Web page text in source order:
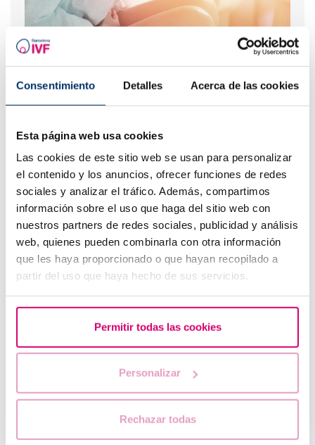
Consentimiento Detalles Acerca de las cookies
Esta página web usa cookies
Las cookies de este sitio web se usan para personalizar
el contenido y los anuncios, ofrecer funciones de redes
sociales y analizar el tráfico. Además, compartimos
información sobre el uso que haga del sitio web con
nuestros partners de redes sociales, publicidad y análisis
web, quienes pueden combinarla con otra información
que les haya proporcionado o que hayan recopilado a
partir del uso que haya hecho de sus servicios.
Permitir todas las cookies
Personalizar
Rechazar todas
Que faire en cas de retard de règles avec un test de
grossesse négatif ?